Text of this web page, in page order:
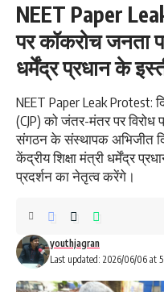
NEET Paper
पर कॉकरोच जनता
धर्मेंद्र प्रधान के
NEET Paper Leak Protest:
(CJP) को जंतर-मंतर पर
संगठन के संस्थापक अभिजीत
केंद्रीय शिक्षा मंत्री धर्मेंद्र
प्रदर्शन का नेतृत्व करेंगे।
Last updated: 2026/06/06 at
youthjagran